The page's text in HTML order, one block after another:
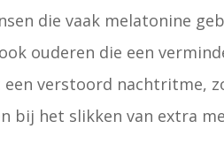
die vaak melatonine
ouderen die een
verstoord nachtritme,
bij het slikken van extra